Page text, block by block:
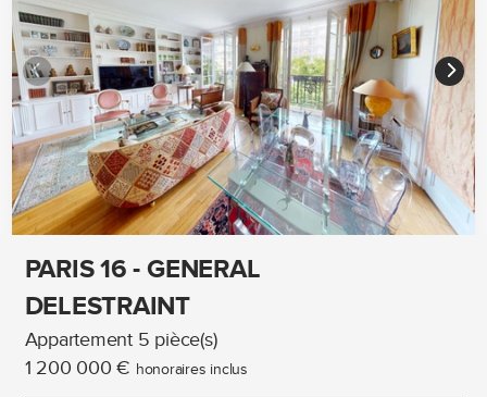
PARIS 16 - GENERAL
DELESTRAINT
Appartement 5 pièce(s)
1 200 000 € honoraires inclus